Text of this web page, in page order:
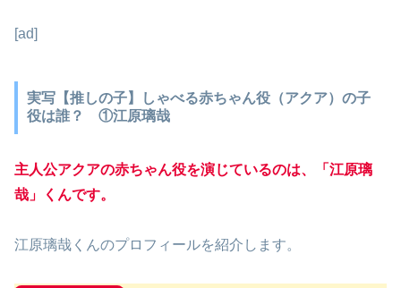
[ad]
実写【推しの子】しゃべる赤ちゃん役（アクア）の子
役は誰？ ①江原璃哉
主人公アクアの赤ちゃん役を演じているのは、「江原璃
哉」くんです。
江原璃哉くんのプロフィールを紹介します。